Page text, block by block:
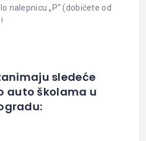
nalepnicu „P“ (dobićete od
sledeće
auto školama u